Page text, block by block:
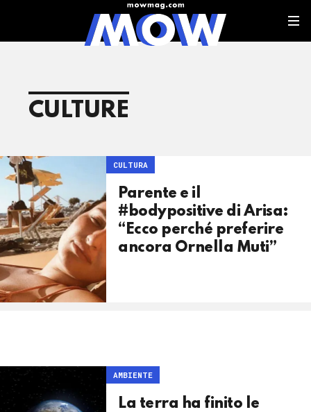
CULTURE
CULTURA
Parente e il
#bodypositive di Arisa:
“Ecco perché preferire
ancora Ornella Muti”
AMBIENTE
La terra ha finito le